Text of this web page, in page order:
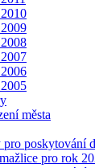
města
pro poskytování
pro rok